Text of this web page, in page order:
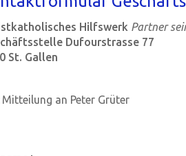
Hilfswerk Partner
Dufourstrasse 77
St. Gallen
Mitteilung an Peter Grüter